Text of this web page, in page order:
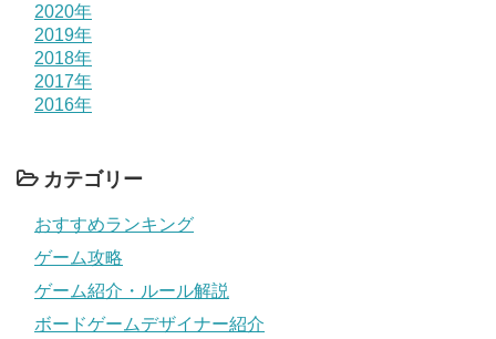
2020年
2019年
2018年
2017年
2016年
カテゴリー
おすすめランキング
ゲーム攻略
ゲーム紹介・ルール解説
ボードゲームデザイナー紹介